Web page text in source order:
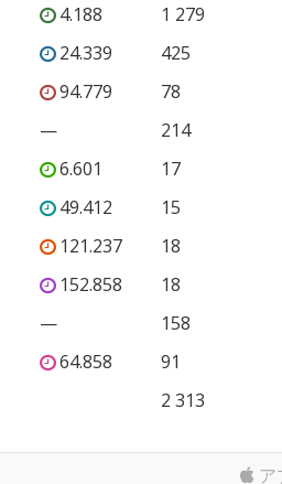
4.188
1 279
24.339
425
94.779
78
—
214
6.601
17
49.412
15
121.237
18
152.858
18
—
158
64.858
91
2 313
ア